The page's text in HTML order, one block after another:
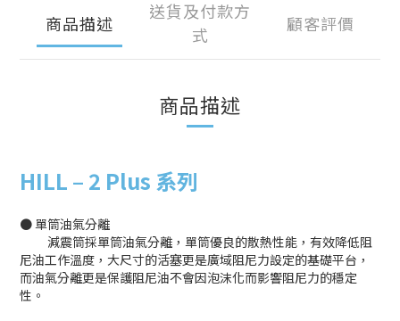
商品描述
送貨及付款方
式
顧客評價
商品描述
HILL – 2 Plus 系列
● 單筒油氣分離
減震筒採單筒油氣分離，單筒優良的散熱性能，有效降低阻
尼油工作溫度，大尺寸的活塞更是廣域阻尼力設定的基礎平台，
而油氣分離更是保護阻尼油不會因泡沫化而影響阻尼力的穩定
性。